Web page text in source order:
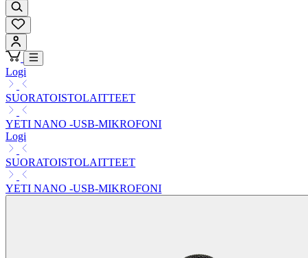
Logi
SUORATOISTOLAITTEET
YETI NANO -USB-MIKROFONI
Logi
SUORATOISTOLAITTEET
YETI NANO -USB-MIKROFONI